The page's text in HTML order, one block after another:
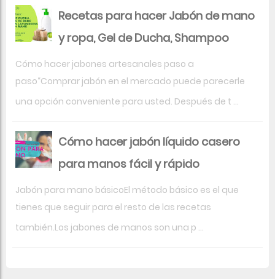
Recetas para hacer Jabón de mano
y ropa, Gel de Ducha, Shampoo
Cómo hacer jabones artesanales paso a
paso“Comprar jabón en el mercado puede parecerle
una opción conveniente para usted. Después de t ...
Cómo hacer jabón líquido casero
para manos fácil y rápido
Jabón para mano básicoEl método básico es el que
tienes que seguir para el resto de las recetas
también.Los jabones de manos son una p ...